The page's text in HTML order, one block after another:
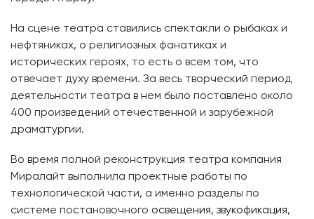
На сцене театра ставились спектакли о рыбаках и
нефтяниках, о религиозных фанатиках и
исторических героях, то есть о всем том, что
отвечает духу времени. За весь творческий период
деятельности театра в нем было поставлено около
400 произведений отечественной и зарубежной
драматургии.
Во время полной реконструкция театра компания
Миралайт выполнила проектные работы по
технологической части, а именно разделы по
системе постановочного освещения, звукофикация,